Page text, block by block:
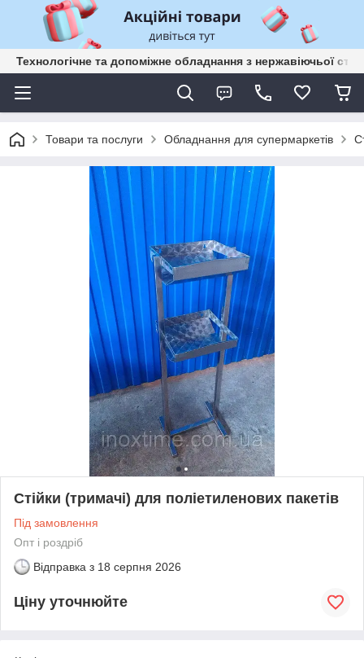
Технологічне та допоміжне обладнання з нержавіючьої
Товари та послуги Обладнання для супермаркетів
Стійки (тримачі) для поліетиленових пакетів
Під замовлення
Опт і роздріб
Відправка з 18 серпня 2026
Ціну уточнюйте